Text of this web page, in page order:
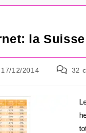
la
:
17/12/2014 32